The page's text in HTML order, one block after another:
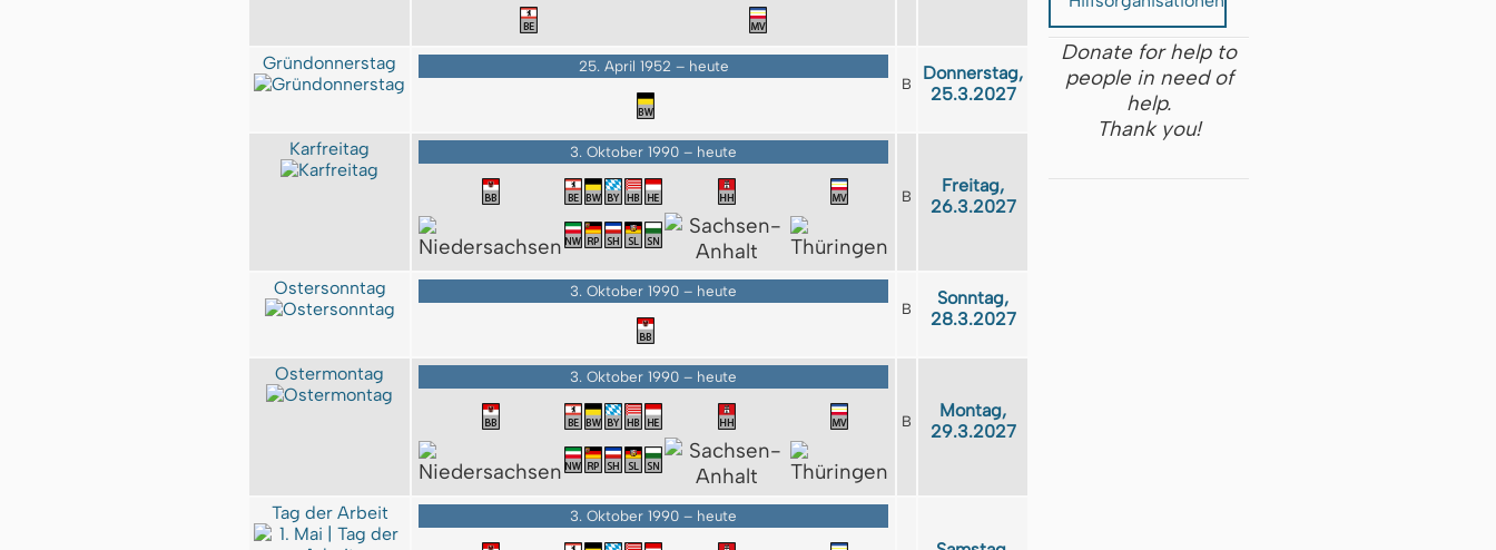
Gründonnerstag
25. April 1952 – heute
B
Donnerstag,
25.3.2027
Karfreitag 3. Oktober 1990 – heute
B
Freitag,
26.3.2027
Ostersonntag
3. Oktober 1990 – heute
B
Sonntag,
28.3.2027
Ostermontag 3. Oktober 1990 – heute
B
Montag,
29.3.2027
Tag der Arbeit 3. Oktober 1990 – heute
Donate for help to
people in need of
help.
Thank you!